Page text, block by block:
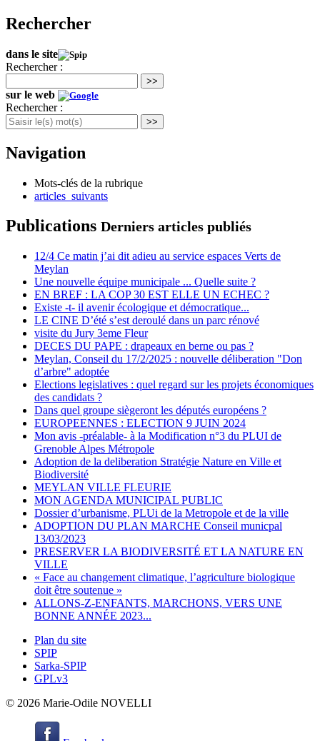
Rechercher
dans le site
Rechercher :
>>
sur le web
Rechercher :
>>
Navigation
Mots-clés de la rubrique
articles_suivants
Publications Derniers articles publiés
12/4 Ce matin j’ai dit adieu au service espaces Verts de
Meylan
Une nouvelle équipe municipale ... Quelle suite ?
EN BREF : LA COP 30 EST ELLE UN ECHEC ?
Existe -t- il avenir écologique et démocratique...
LE CINE D’été s’est deroulé dans un parc rénové
visite du Jury 3eme Fleur
DECES DU PAPE : drapeaux en berne ou pas ?
Meylan, Conseil du 17/2/2025 : nouvelle déliberation "Don
d’arbre" adoptée
Elections legislatives : quel regard sur les projets économiques
des candidats ?
Dans quel groupe siègeront les députés européens ?
EUROPEENNES : ELECTION 9 JUIN 2024
Mon avis -préalable- à la Modification n°3 du PLUI de
Grenoble Alpes Métropole
Adoption de la deliberation Stratégie Nature en Ville et
Biodiversité
MEYLAN VILLE FLEURIE
MON AGENDA MUNICIPAL PUBLIC
Dossier d’urbanisme, PLUi de la Metropole et de la ville
ADOPTION DU PLAN MARCHE Conseil municpal
13/03/2023
PRESERVER LA BIODIVERSITÉ ET LA NATURE EN
VILLE
« Face au changement climatique, l’agriculture biologique
doit être soutenue »
ALLONS-Z-ENFANTS, MARCHONS, VERS UNE
BONNE ANNÉE 2023...
Plan du site
SPIP
Sarka-SPIP
GPLv3
© 2026 Marie-Odile NOVELLI